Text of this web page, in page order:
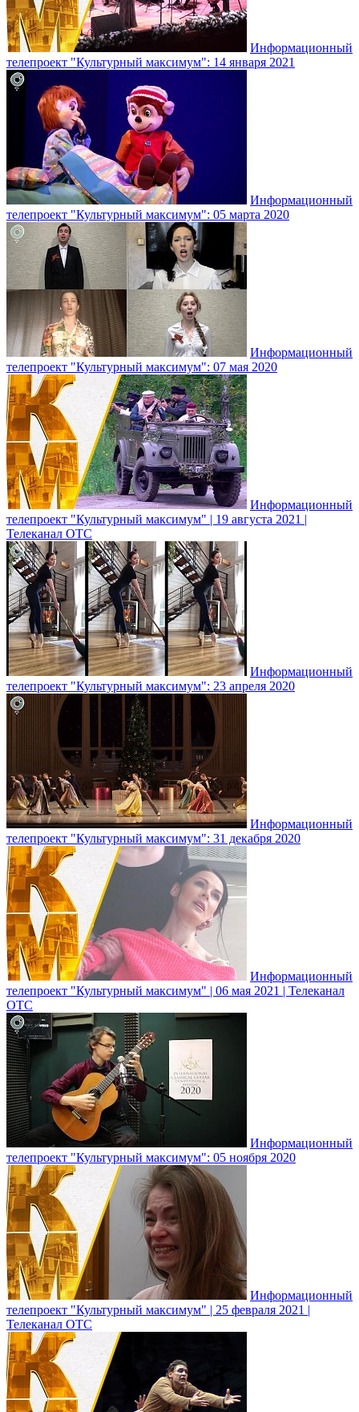
Информационный
телепроект "Культурный максимум": 14 января 2021
Информационный
телепроект "Культурный максимум": 05 марта 2020
Информационный
телепроект "Культурный максимум": 07 мая 2020
Информационный
телепроект "Культурный максимум" | 19 августа 2021 |
Телеканал ОТС
Информационный
телепроект "Культурный максимум": 23 апреля 2020
Информационный
телепроект "Культурный максимум": 31 декабря 2020
Информационный
телепроект "Культурный максимум" | 06 мая 2021 | Телеканал
ОТС
Информационный
телепроект "Культурный максимум": 05 ноября 2020
Информационный
телепроект "Культурный максимум" | 25 февраля 2021 |
Телеканал ОТС